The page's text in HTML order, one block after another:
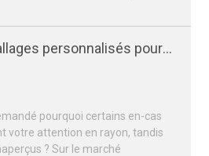
personnalisés pour
si importants pour votre
pourquoi certains en-cas
votre attention en rayon, tandis
? Sur le marché